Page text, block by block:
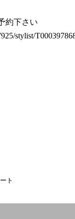
約下さい
stylist/
ト